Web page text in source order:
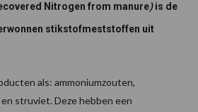
Nitrogen from manure)is de
stikstofmeststoffen uit
als: ammoniumzouten,
struviet. Deze hebben een